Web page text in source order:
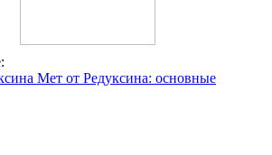
Мет от Редуксина: основные